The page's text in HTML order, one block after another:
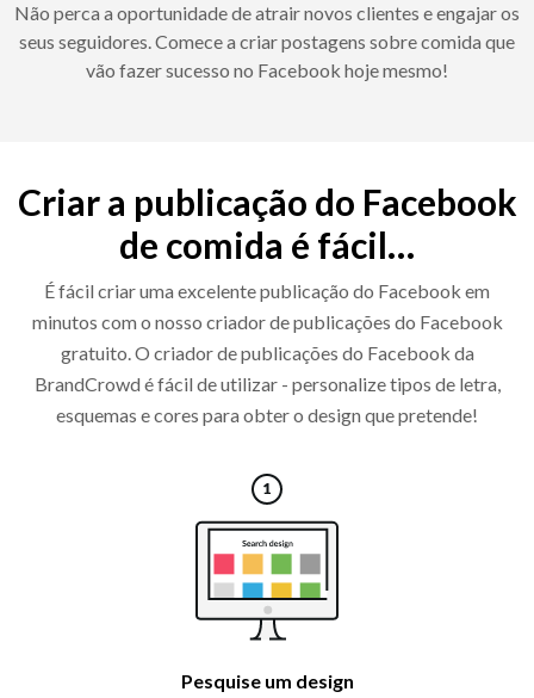
Não perca a oportunidade de atrair novos clientes e engajar os
seus seguidores. Comece a criar postagens sobre comida que
vão fazer sucesso no Facebook hoje mesmo!
Criar a publicação do Facebook
de comida é fácil…
É fácil criar uma excelente publicação do Facebook em
minutos com o nosso criador de publicações do Facebook
gratuito. O criador de publicações do Facebook da
BrandCrowd é fácil de utilizar - personalize tipos de letra,
esquemas e cores para obter o design que pretende!
Pesquise um design